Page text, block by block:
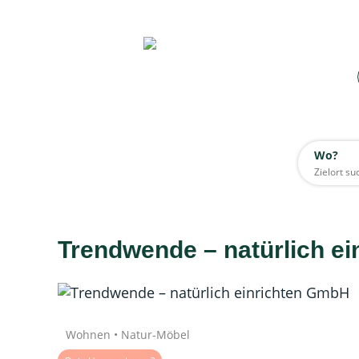
Wo?
Wo?
Daten werden geladen
Trendwende – natürlich
Wohnen • Natur-Möbel